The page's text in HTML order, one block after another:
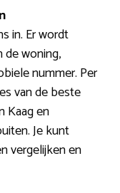
in. Er wordt
de woning,
nummer. Per
van de beste
Kaag en
Je kunt
vergelijken en